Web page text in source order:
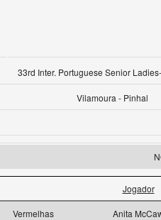
33rd Inter. Portuguese Senior
Vilamoura - Pinhal
Jogador
Vermelhas
Anita